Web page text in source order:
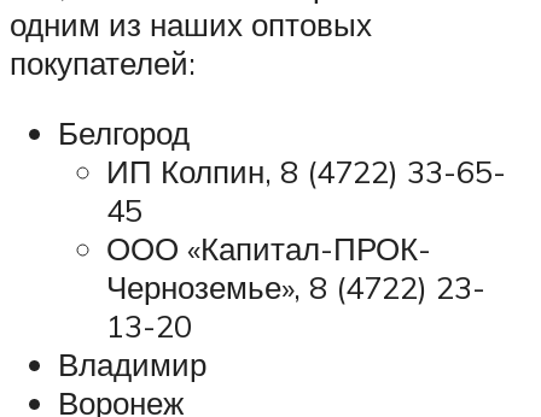
одним из наших оптовых
покупателей:
Белгород
ИП Колпин, 8 (4722) 33-65-
45
ООО «Капитал-ПРОК-
Черноземье», 8 (4722) 23-
13-20
Владимир
Воронеж